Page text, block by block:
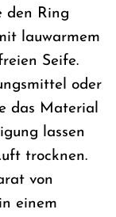
den Ring
lauwarmem
Seife.
oder
das Material
lassen
trocknen.
von
einem